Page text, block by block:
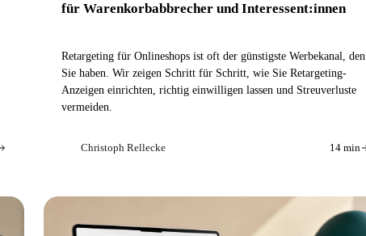
für Warenkorbabbrecher und Interessent:innen
Retargeting für Onlineshops ist oft der günstigste Werbekanal, den
Sie haben. Wir zeigen Schritt für Schritt, wie Sie Retargeting-
Anzeigen einrichten, richtig einwilligen lassen und Streuverluste
vermeiden.
Christoph Rellecke 14 min